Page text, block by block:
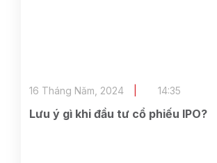
Lưu ý gì khi đầu tư cổ phiếu IPO?
16 Tháng Năm, 2024 14:35